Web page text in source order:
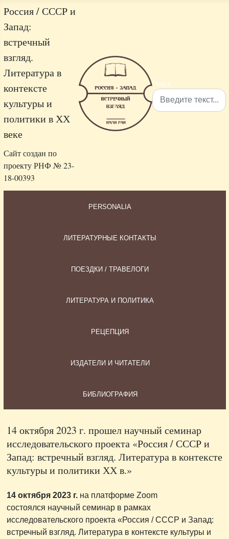
Россия / СССР и
Запад:
встречный
взгляд.
Литература в
контексте
культуры и
политики в ХХ
веке
Сайт создан по
проекту РНФ № 23-
18-00393
Поиск
PERSONALIA
ЛИТЕРАТУРНЫЕ КОНТАКТЫ
ПОЕЗДКИ / ТРАВЕЛОГИ
ЛИТЕРАТУРА И ПОЛИТИКА
РЕЦЕПЦИЯ
ИЗДАТЕЛИ И ЧИТАТЕЛИ
БИБЛИОГРАФИЯ
14 октября 2023 г. прошел научный семинар
исследовательского проекта «Россия / СССР и
Запад: встречный взгляд. Литература в контексте
культуры и политики ХХ в.»
14 октября 2023 г. на платформе Zoom
состоялся научный семинар в рамках
исследовательского проекта «Россия / СССР и Запад:
встречный взгляд. Литература в контексте культуры и